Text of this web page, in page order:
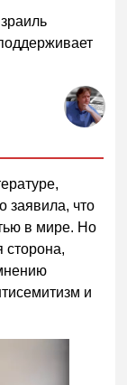
заявила, что
в мире. Но
сторона,
и